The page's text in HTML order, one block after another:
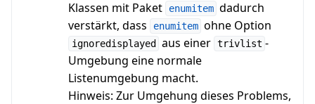
Klassen mit Paket
enumitem dadurch
verstärkt, dass
enumitem ohne Option
ignoredisplayed aus einer trivlist -
Umgebung eine normale
Listenumgebung macht.
Hinweis: Zur Umgehung dieses Problems,